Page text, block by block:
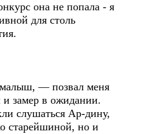
она не попала - я
для столь
— позвал меня
замер в ожидании.
слушаться Ар-дину,
старейшиной, но и